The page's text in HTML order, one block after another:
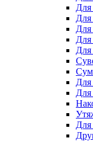
Для
Для
Для
Для
Для
Для
Для